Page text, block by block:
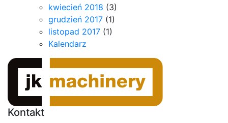
kwiecień 2018 (3)
grudzień 2017 (1)
listopad 2017 (1)
Kalendarz
Kontakt